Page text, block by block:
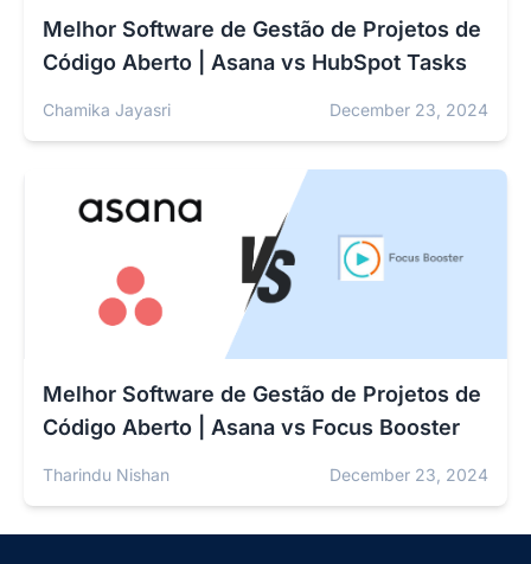
Melhor Software de Gestão de Projetos de
Código Aberto | Asana vs HubSpot Tasks
Chamika Jayasri December 23, 2024
Melhor Software de Gestão de Projetos de
Código Aberto | Asana vs Focus Booster
Tharindu Nishan December 23, 2024